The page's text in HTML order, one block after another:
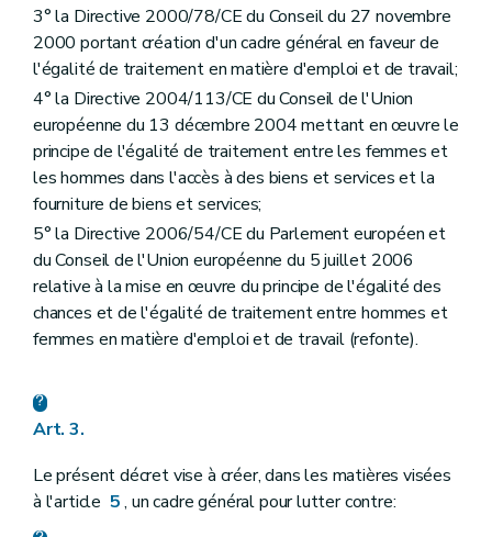
Chapitre XV Du suivi et de l'évaluation
Art. 33
Chapitre XVI Du contrôle, de la surveillance et du rapport au Parlement wallon
Art. 34
Art. 35
Chapitre XVII Des dispositions modificatives, abrogatoires et finales
Art. 36
Art. 37
Art. 38
Art. 39
3° la Directive 2000/78/CE du Conseil du 27 novembre
2000 portant création d'un cadre général en faveur de
l'égalité de traitement en matière d'emploi et de travail;
4° la Directive 2004/113/CE du Conseil de l'Union
européenne du 13 décembre 2004 mettant en œuvre le
principe de l'égalité de traitement entre les femmes et
les hommes dans l'accès à des biens et services et la
fourniture de biens et services;
5° la Directive 2006/54/CE du Parlement européen et
du Conseil de l'Union européenne du 5 juillet 2006
relative à la mise en œuvre du principe de l'égalité des
chances et de l'égalité de traitement entre hommes et
femmes en matière d'emploi et de travail (refonte).
Art. 3.
Le présent décret vise à créer, dans les matières visées
à l'article 5, un cadre général pour lutter contre: